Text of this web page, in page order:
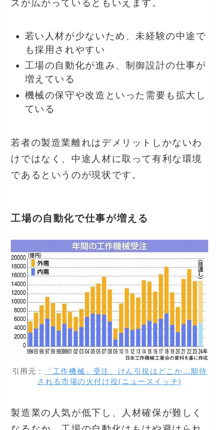
スが広がっているともいえます。
若い人材が少ないため、未経験の中途で
も採用されやすい
工場の自動化が進み、制御設計の仕事が
増えている
機械の保守や改造といった需要も拡大し
ている
若者の製造業離れはデメリットしかないわ
けではなく、中途人材に取って有利な環境
であるというのが現状です。
工場の自動化で仕事が増える
引用元：
「工作機械」受注、けん引役はどこか…期待
される市場の火付け役(ニュースイッチ)
製造業の人気が低下し、人材確保が難しく